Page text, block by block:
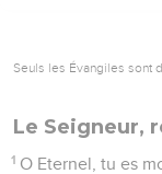
Seuls les Évangiles sont
Le Seigneur,
1 O Eternel, tu es